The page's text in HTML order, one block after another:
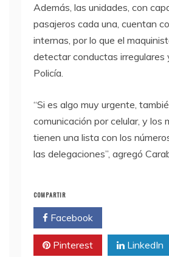
Además, las unidades, con
pasajeros cada una, cuentan
internas, por lo que el
detectar conductas irregulares
Policía.
“Si es algo muy urgente,
comunicación por celular, y los
tienen una lista con los
las delegaciones”, agregó
COMPARTIR
Facebook
Pinterest LinkedIn